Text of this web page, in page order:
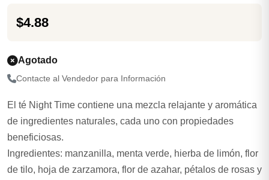
$4.88
Agotado
Contacte al Vendedor para Información
El té Night Time contiene una mezcla relajante y aromática
de ingredientes naturales, cada uno con propiedades
beneficiosas.
Ingredientes: manzanilla, menta verde, hierba de limón, flor
de tilo, hoja de zarzamora, flor de azahar, pétalos de rosas y